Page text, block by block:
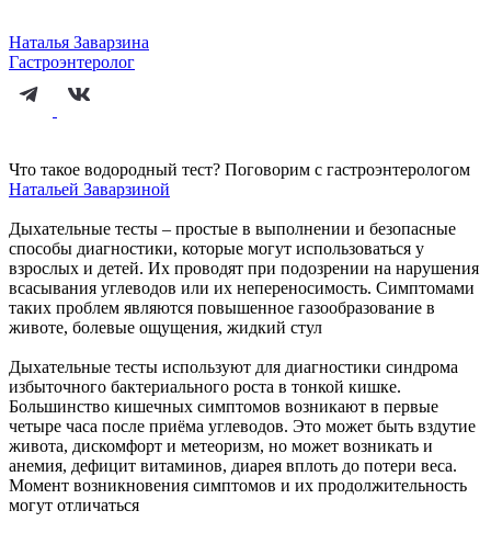
Наталья Заварзина
Гастроэнтеролог
Что такое водородный тест? Поговорим с гастроэнтерологом
Натальей Заварзиной
Дыхательные тесты – простые в выполнении и безопасные
способы диагностики, которые могут использоваться у
взрослых и детей. Их проводят при подозрении на нарушения
всасывания углеводов или их непереносимость. Симптомами
таких проблем являются повышенное газообразование в
животе, болевые ощущения, жидкий стул
Дыхательные тесты используют для диагностики синдрома
избыточного бактериального роста в тонкой кишке.
Большинство кишечных симптомов возникают в первые
четыре часа после приёма углеводов. Это может быть вздутие
живота, дискомфорт и метеоризм, но может возникать и
анемия, дефицит витаминов, диарея вплоть до потери веса.
Момент возникновения симптомов и их продолжительность
могут отличаться